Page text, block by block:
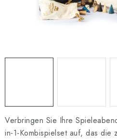
GESCHÄFTSBEDINGUNGEN
Kontakt FAQ Über uns
Verbringen Sie Ihre
in-1-Kombispielset auf, das die